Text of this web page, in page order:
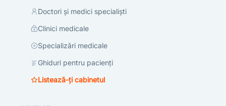
Doctori și medici specialiști
Clinici medicale
Specializări medicale
Ghiduri pentru pacienți
Listează-ți cabinetul